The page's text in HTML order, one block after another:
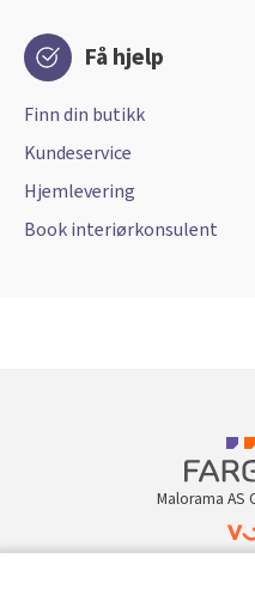
Få hjelp
Finn din butikk
Kundeservice
Hjemlevering
Book interiørkonsulent
Malorama AS